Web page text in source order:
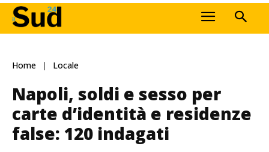
Home Locale
Napoli, soldi e sesso per
carte d’identità e residenze
false: 120 indagati